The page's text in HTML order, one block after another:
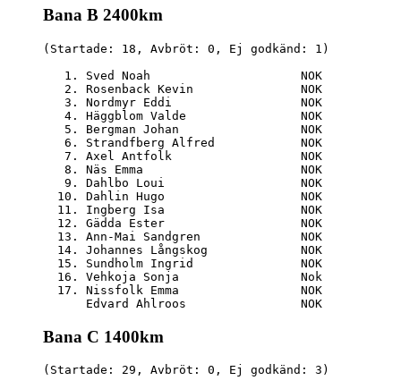
Bana B 2400km
(Startade: 18, Avbröt: 0, Ej godkänd: 1)
1. Sved Noah                     NOK
2. Rosenback Kevin               NOK
3. Nordmyr Eddi                  NOK
4. Häggblom Valde                NOK
5. Bergman Johan                 NOK
6. Strandfberg Alfred            NOK
7. Axel Antfolk                  NOK
8. Näs Emma                      NOK
9. Dahlbo Loui                   NOK
10. Dahlin Hugo                   NOK
11. Ingberg Isa                   NOK
12. Gädda Ester                   NOK
13. Ann-Mai Sandgren              NOK
14. Johannes Långskog             NOK
15. Sundholm Ingrid               NOK
16. Vehkoja Sonja                 Nok
17. Nissfolk Emma                 NOK
Bana C 1400km
(Startade: 29, Avbröt: 0, Ej godkänd: 3)